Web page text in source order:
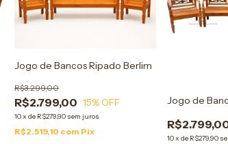
Jogo de Bancos Ripado Berlim
R$2.799,00
R$3.299,00
15% OFF
10xde R$279,90 sem juros
R$2.519,10 com Pix
Jogo de
10x de R$279,90